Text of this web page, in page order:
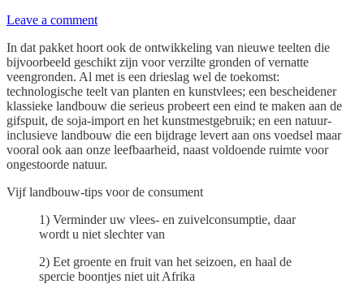
Leave a comment
In dat pakket hoort ook de ontwikkeling van nieuwe teelten die
bijvoorbeeld geschikt zijn voor verzilte gronden of vernatte
veengronden. Al met is een drieslag wel de toekomst:
technologische teelt van planten en kunstvlees; een bescheidener
klassieke landbouw die serieus probeert een eind te maken aan de
gifspuit, de soja-import en het kunstmestgebruik; en een natuur-
inclusieve landbouw die een bijdrage levert aan ons voedsel maar
vooral ook aan onze leefbaarheid, naast voldoende ruimte voor
ongestoorde natuur.
Vijf landbouw-tips voor de consument
1) Verminder uw vlees- en zuivelconsumptie, daar
wordt u niet slechter van
2) Eet groente en fruit van het seizoen, en haal de
spercie boontjes niet uit Afrika